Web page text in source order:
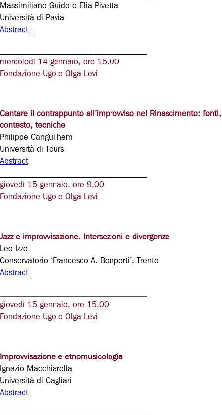
Massimiliano Guido e Elia Pivetta
Università di Pavia
Abstract_
mercoledì 14 gennaio, ore 15.00
Fondazione Ugo e Olga Levi
Cantare il contrappunto all’improvviso nel Rinascimento: fonti,
contesto, tecniche
Philippe Canguilhem
Università di Tours
Abstract
giovedì 15 gennaio, ore 9.00
Fondazione Ugo e Olga Levi
Jazz e improvvisazione. Intersezioni e divergenze
Leo Izzo
Conservatorio ‘Francesco A. Bonporti’, Trento
Abstract
giovedì 15 gennaio, ore 15.00
Fondazione Ugo e Olga Levi
Improvvisazione e etnomusicologia
Ignazio Macchiarella
Università di Cagliari
Abstract